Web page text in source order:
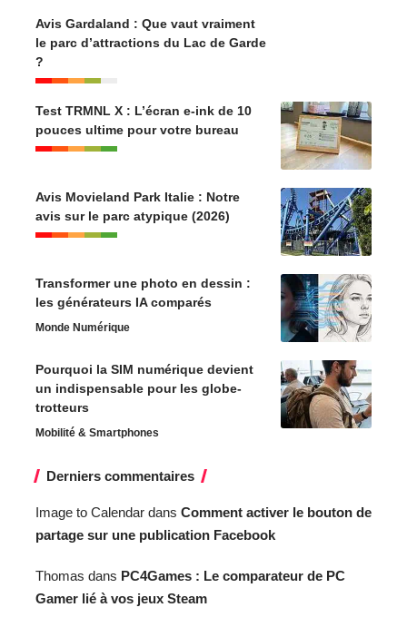
Avis Gardaland : Que vaut vraiment
le parc d’attractions du Lac de Garde
?
Test TRMNL X : L’écran e-ink de 10
pouces ultime pour votre bureau
Avis Movieland Park Italie : Notre
avis sur le parc atypique (2026)
Transformer une photo en dessin :
les générateurs IA comparés
Monde Numérique
Pourquoi la SIM numérique devient
un indispensable pour les globe-
trotteurs
Mobilité & Smartphones
Derniers commentaires
Image to Calendar dans Comment activer le bouton de
partage sur une publication Facebook
Thomas dans PC4Games : Le comparateur de PC
Gamer lié à vos jeux Steam